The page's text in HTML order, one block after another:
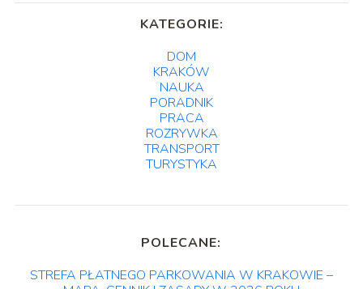
KATEGORIE:
DOM
KRAKÓW
NAUKA
PORADNIK
PRACA
ROZRYWKA
TRANSPORT
TURYSTYKA
POLECANE:
STREFA PŁATNEGO PARKOWANIA W KRAKOWIE –